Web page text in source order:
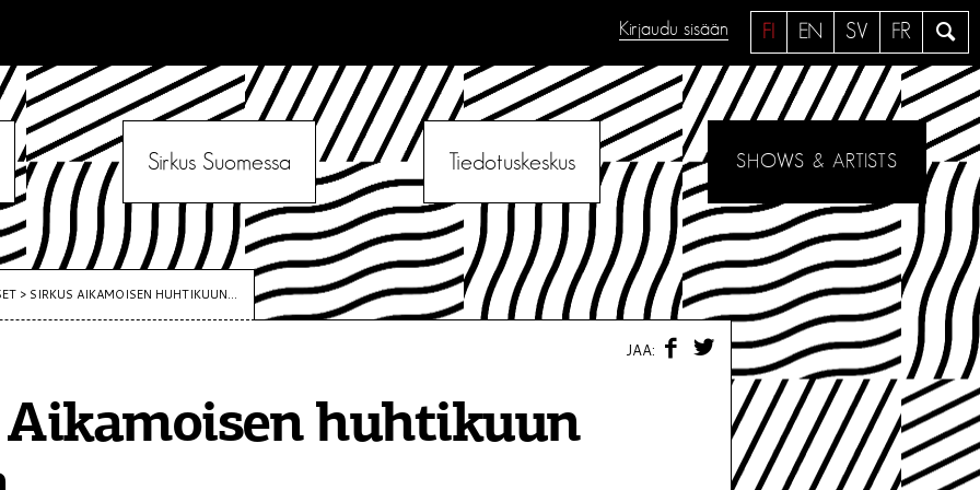
a
e
FI EN SV FR
Kirjaudu sisään
Sirkus Suomessa Tiedotuskeskus SHOWS & ARTISTS
> SIRKUS AIKAMOISEN HUHTIKUUN...
Aikamoisen huhtikuun
JAA:
F
W